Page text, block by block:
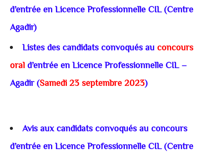
d’entrée en Licence Professionnelle CIL (Centre
Agadir)
Listes des candidats convoqués au concours
orald’entrée en Licence Professionnelle CIL –
Agadir (Samedi 23 septembre 2023)
Avis aux candidats convoqués au concours
d’entrée en Licence Professionnelle CIL (Centre